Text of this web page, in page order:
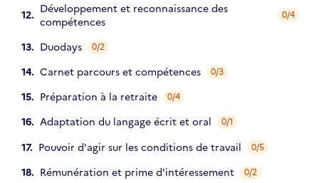
Développement et reconnaissance des
compétences
0/4
Duodays 0/2
Carnet parcours et compétences 0/3
Préparation à la retraite 0/4
Adaptation du langage écrit et oral 0/1
Pouvoir d'agir sur les conditions de travail 0/5
Rémunération et prime d'intéressement 0/2